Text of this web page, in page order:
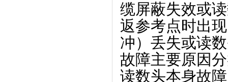
缆屏蔽失效或
返参考点时出
冲）丢失或读
故障主要原因
读数头本身故